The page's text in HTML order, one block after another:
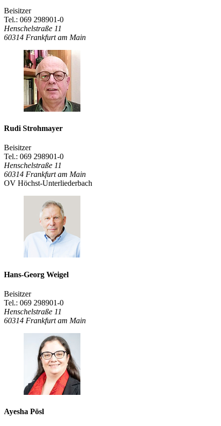
Beisitzer
Tel.: 069 298901-0
Henschelstraße 11
60314 Frankfurt am Main
Rudi Strohmayer
Beisitzer
Tel.: 069 298901-0
Henschelstraße 11
60314 Frankfurt am Main
OV Höchst-Unterliederbach
Hans-Georg Weigel
Beisitzer
Tel.: 069 298901-0
Henschelstraße 11
60314 Frankfurt am Main
Ayesha Pösl